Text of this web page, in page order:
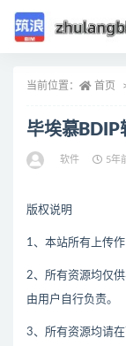
当前位置： 首页
毕埃慕BDIP
软件 5年
版权说明
1、本站所有上传作
2、所有资源均仅
由用户自行负责。
3、所有资源均请